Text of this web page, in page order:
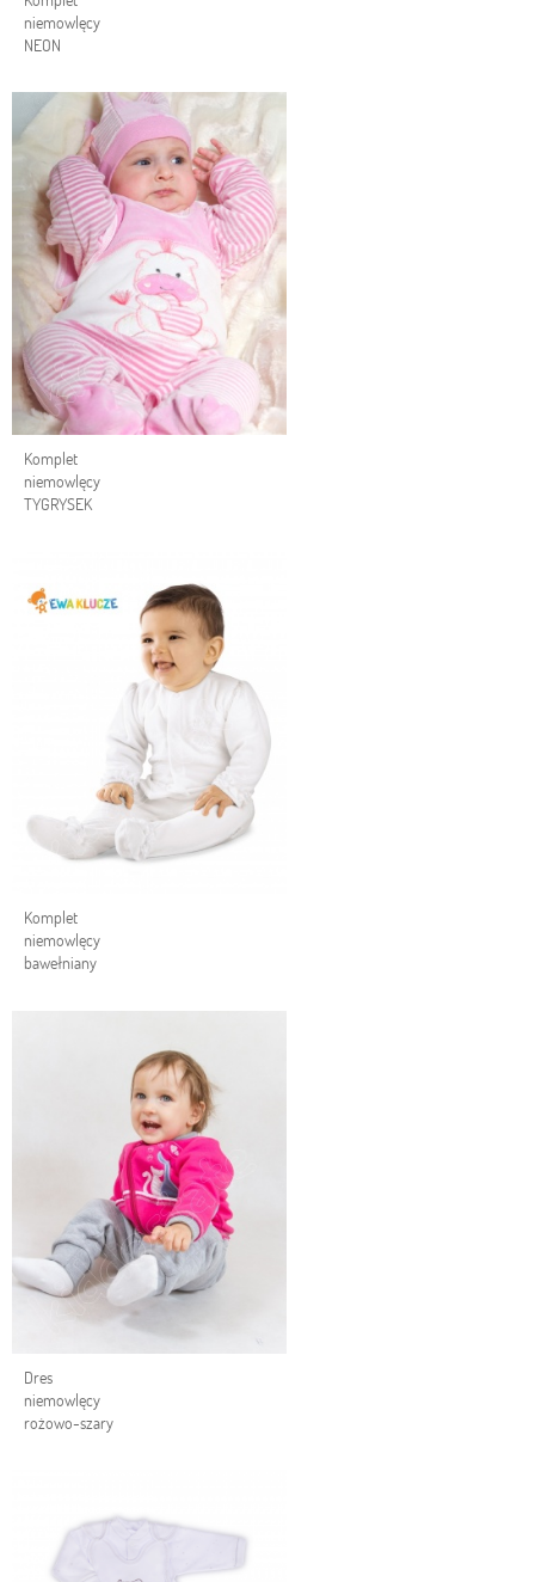
niemowlęcy
NEON
Komplet
niemowlęcy
TYGRYSEK
Komplet
niemowlęcy
bawełniany
Dres
niemowlęcy
rożowo-szary